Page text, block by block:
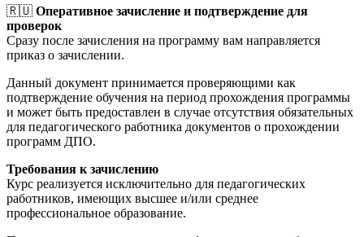
🇷🇺 Оперативное зачисление и подтверждение для
проверок
Сразу после зачисления на программу вам направляется
приказ о зачислении.
Данный документ принимается проверяющими как
подтверждение обучения на период прохождения программы
и может быть предоставлен в случае отсутствия обязательных
для педагогического работника документов о прохождении
программ ДПО.
Требования к зачислению
Курс реализуется исключительно для педагогических
работников, имеющих высшее и/или среднее
профессиональное образование.